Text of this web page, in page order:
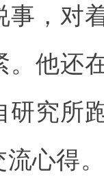
事，对
。他还
研究所
心得